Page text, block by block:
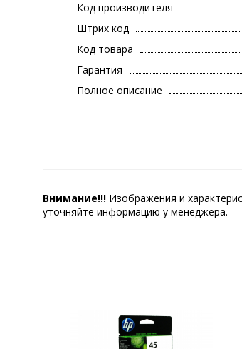
Код производителя
Штрих код
Код товара
Гарантия
Полное описание
Внимание!!! Изображения и
уточняйте информацию у менеджера.